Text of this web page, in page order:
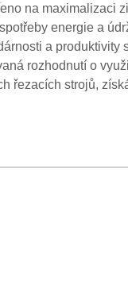
na maximalizaci
energie a
a produktivity
rozhodnutí o
řezacích strojů,